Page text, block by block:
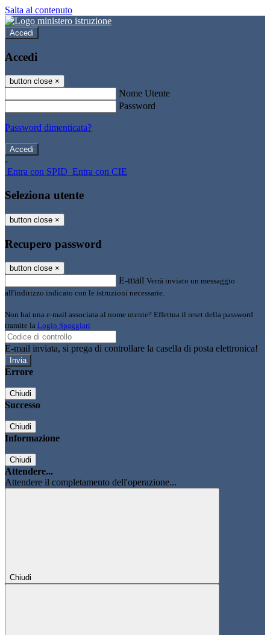
Salta al contenuto
Accedi
Accedi
button close ×
Nome Utente
Password
Password dimenticata?
-
Entra con SPID Entra con CIE
Seleziona utente
button close ×
Recupero password
button close ×
E-mail Verrà inviato un messaggio
all'indirizzo indicato con le istruzioni necessarie.
Non hai una e-mail associata al nome utente? Effettua il reset della password
tramite la Login Spaggiari
E-mail inviata, si prega di controllare la casella di posta elettronica!
Errore
Chiudi
Successo
Chiudi
Informazione
Chiudi
Attendere...
Attendere il completamento dell'operazione...
Chiudi